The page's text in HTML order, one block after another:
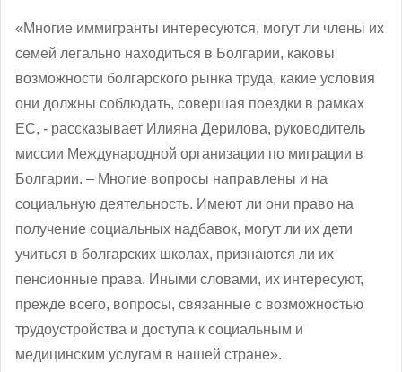
«Многие иммигранты интересуются, могут ли члены их
семей легально находиться в Болгарии, каковы
возможности болгарского рынка труда, какие условия
они должны соблюдать, совершая поездки в рамках
ЕС, - рассказывает Илияна Дерилова, руководитель
миссии Международной организации по миграции в
Болгарии. – Многие вопросы направлены и на
социальную деятельность. Имеют ли они право на
получение социальных надбавок, могут ли их дети
учиться в болгарских школах, признаются ли их
пенсионные права. Иными словами, их интересуют,
прежде всего, вопросы, связанные с возможностью
трудоустройства и доступа к социальным и
медицинским услугам в нашей стране».